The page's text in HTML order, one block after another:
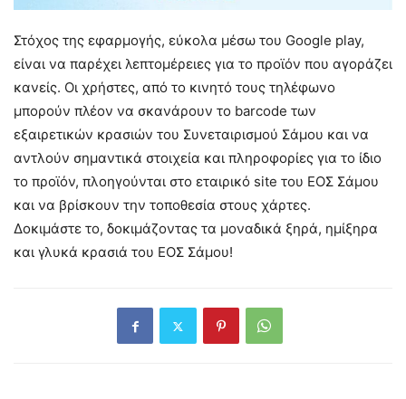
Στόχος της εφαρμογής, εύκολα μέσω του Google play,
είναι να παρέχει λεπτομέρειες για το προϊόν που αγοράζει
κανείς. Οι χρήστες, από το κινητό τους τηλέφωνο
μπορούν πλέον να σκανάρουν το barcode των
εξαιρετικών κρασιών του Συνεταιρισμού Σάμου και να
αντλούν σημαντικά στοιχεία και πληροφορίες για το ίδιο
το προϊόν, πλοηγούνται στο εταιρικό site του ΕΟΣ Σάμου
και να βρίσκουν την τοποθεσία στους χάρτες.
Δοκιμάστε το, δοκιμάζοντας τα μοναδικά ξηρά, ημίξηρα
και γλυκά κρασιά του ΕΟΣ Σάμου!